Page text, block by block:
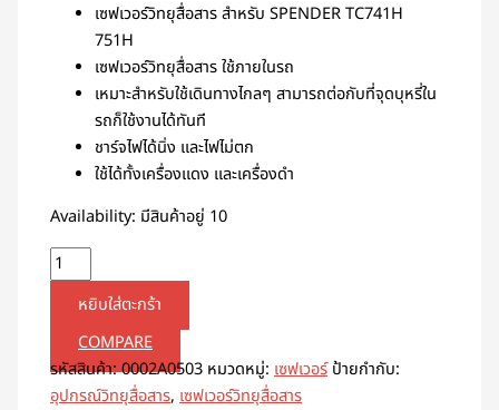
เซฟเวอร์วิทยุสื่อสาร สำหรับ SPENDER TC741H
751H
เซฟเวอร์วิทยุสื่อสาร ใช้ภายในรถ
เหมาะสำหรับใช้เดินทางไกลๆ สามารถต่อกับที่จุดบุหรี่ใน
รถก็ใช้งานได้ทันที
ชาร์จไฟได้นิ่ง และไฟไม่ตก
ใช้ได้ทั้งเครื่องแดง และเครื่องดำ
Availability: มีสินค้าอยู่ 10
หยิบใส่ตะกร้า
COMPARE
รหัสสินค้า:0002A0503 หมวดหมู่:เซฟเวอร์ ป้ายกำกับ:
อุปกรณ์วิทยุสื่อสาร,เซฟเวอร์วิทยุสื่อสาร